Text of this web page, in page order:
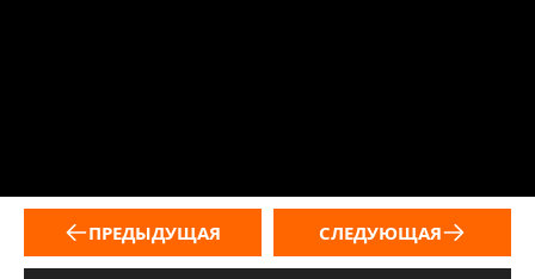
ПРЕДЫДУЩАЯ СЛЕДУЮЩАЯ